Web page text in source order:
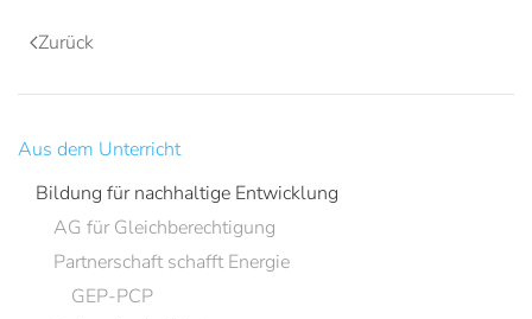
Zurück
Aus dem Unterricht
Bildung für nachhaltige Entwicklung
AG für Gleichberechtigung
Partnerschaft schafft Energie
GEP-PCP